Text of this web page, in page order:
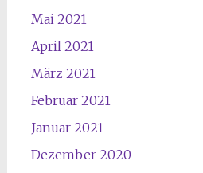
Mai 2021
April 2021
März 2021
Februar 2021
Januar 2021
Dezember 2020